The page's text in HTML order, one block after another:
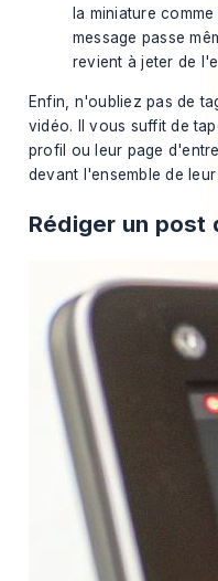
la miniature
message passe
revient à jeter de
Enfin, n'oubliez pas de
vidéo. Il vous suffit de
profil ou leur page
devant l'ensemble de
Rédiger un post